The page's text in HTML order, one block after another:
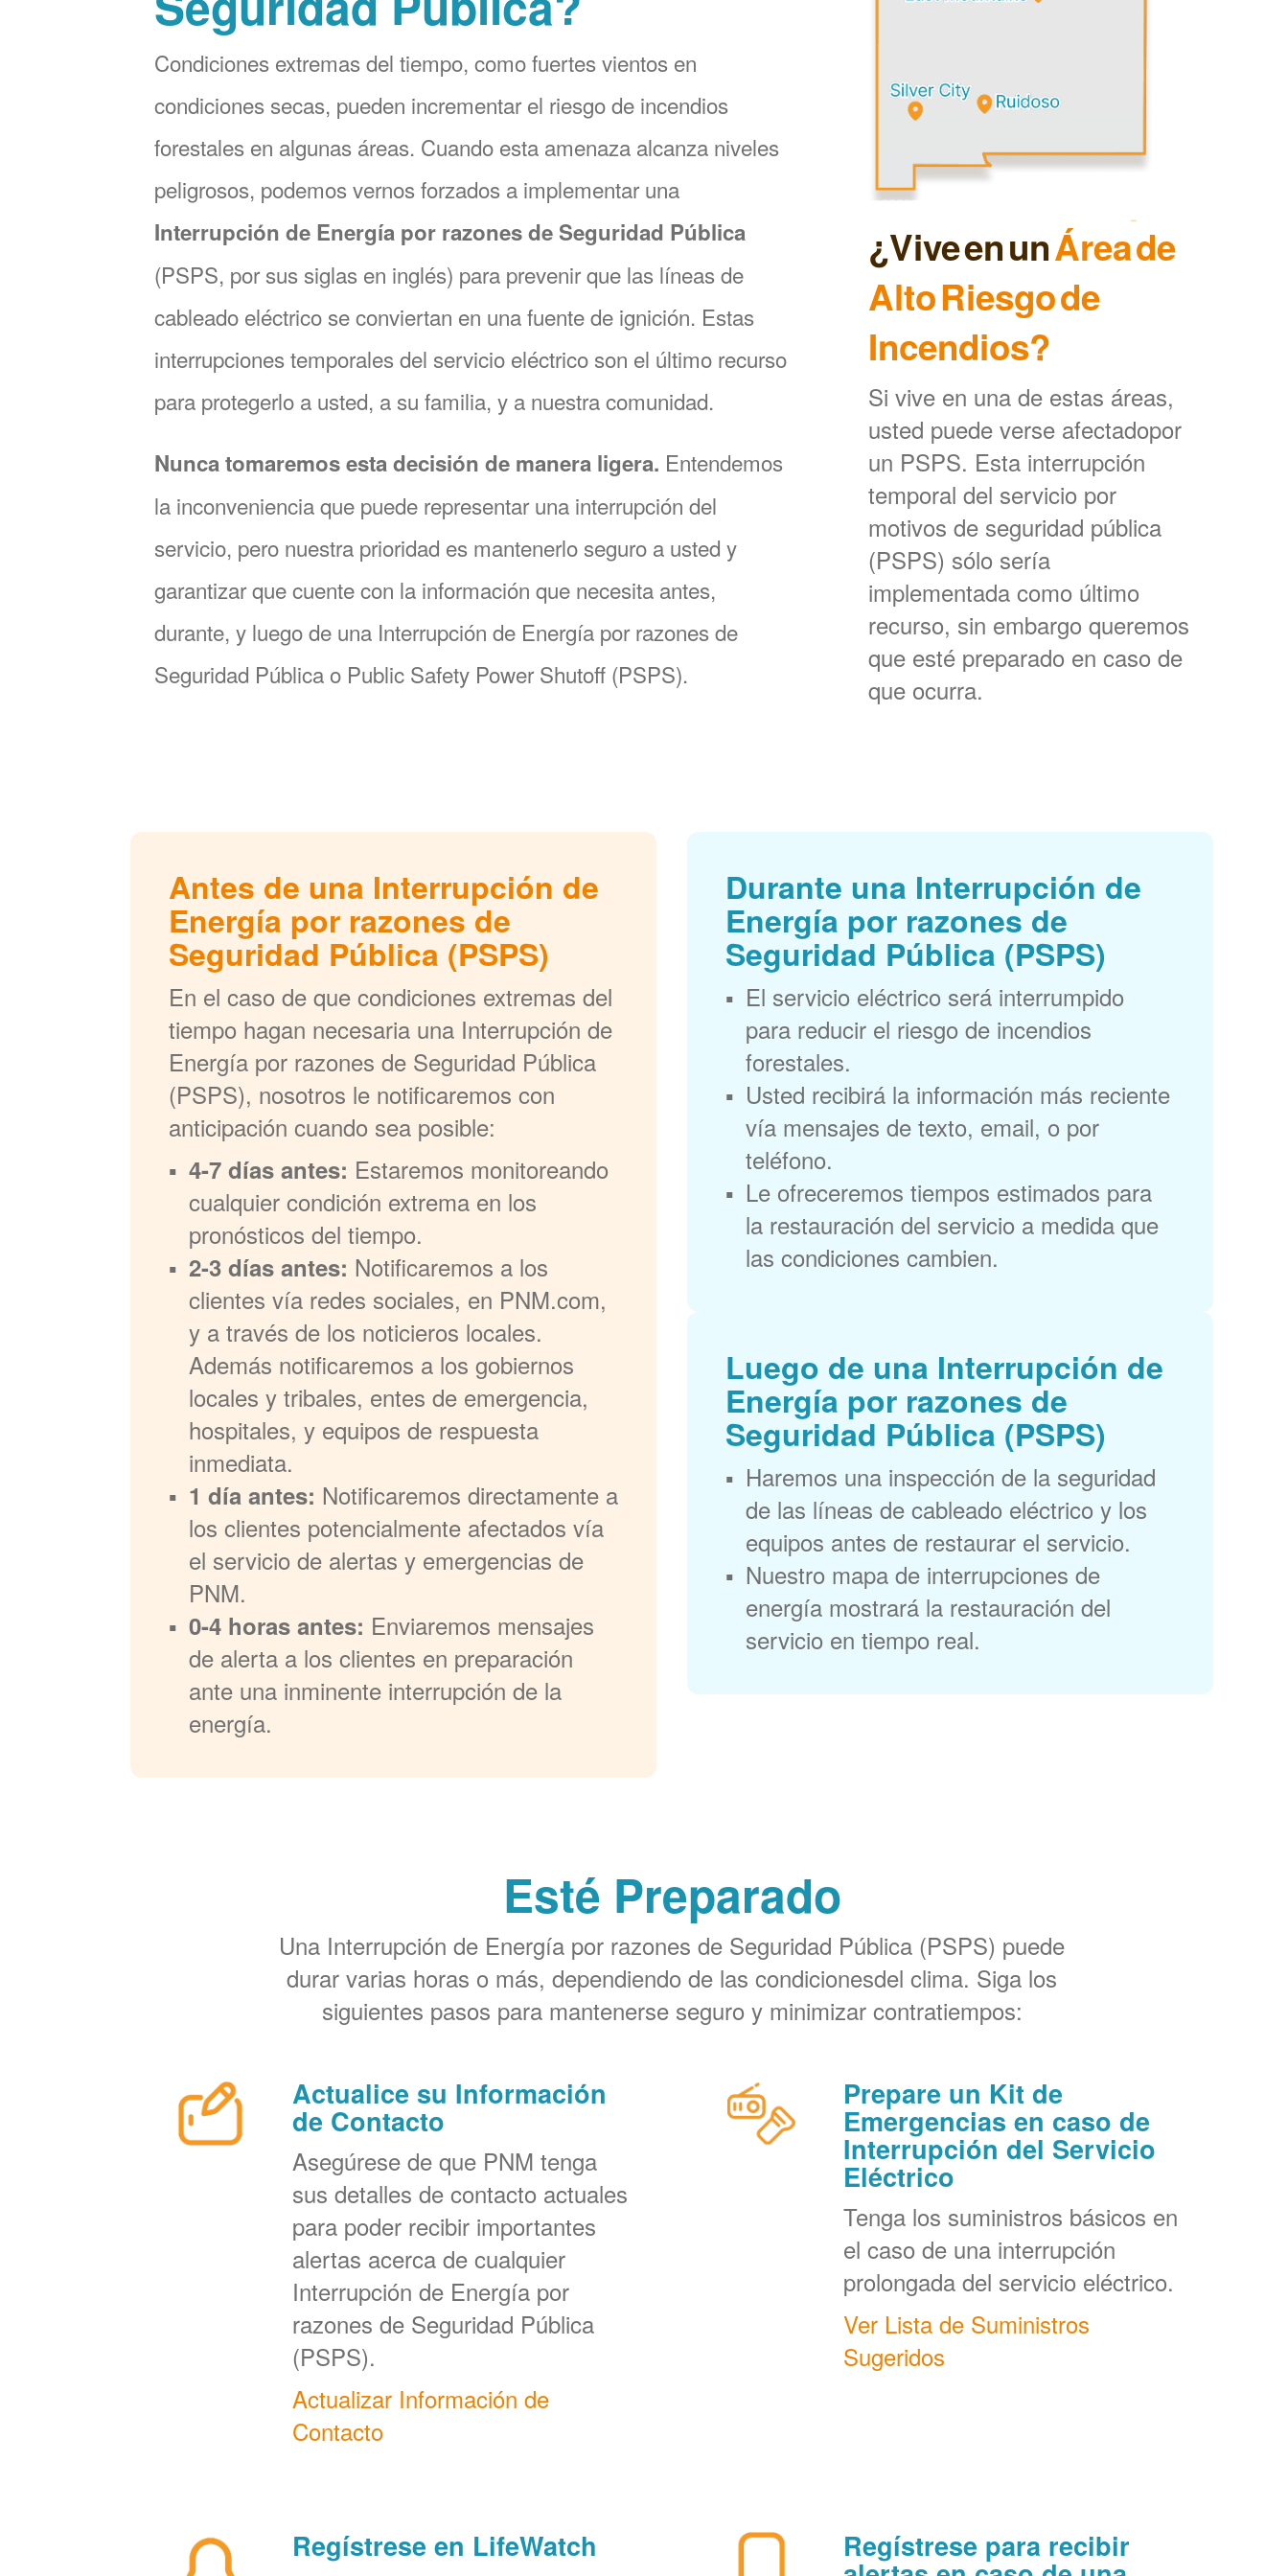
Condiciones extremas del tiempo, como fuertes vientos en
condiciones secas, pueden incrementar el riesgo de incendios
forestales en algunas áreas. Cuando esta amenaza alcanza niveles
peligrosos, podemos vernos forzados a implementar una
Interrupción de Energía por razones de Seguridad Pública
(PSPS, por sus siglas en inglés) para prevenir que las líneas de
cableado eléctrico se conviertan en una fuente de ignición. Estas
interrupciones temporales del servicio eléctrico son el último recurso
para protegerlo a usted, a su familia, y a nuestra comunidad.
Nunca tomaremos esta decisión de manera ligera. Entendemos
la inconveniencia que puede representar una interrupción del
servicio, pero nuestra prioridad es mantenerlo seguro a usted y
garantizar que cuente con la información que necesita antes,
durante, y luego de una Interrupción de Energía por razones de
Seguridad Pública o Public Safety Power Shutoff (PSPS).
¿Vive en unÁrea de
Alto Riesgo de
Incendios?
Si vive en una de estas áreas,
usted puede verse afectadopor
un PSPS. Esta interrupción
temporal del servicio por
motivos de seguridad pública
(PSPS) sólo sería
implementada como último
recurso, sin embargo queremos
que esté preparado en caso de
que ocurra.
Antes de una Interrupción de
Energía por razones de
Seguridad Pública (PSPS)
En el caso de que condiciones extremas del
tiempo hagan necesaria una Interrupción de
Energía por razones de Seguridad Pública
(PSPS), nosotros le notificaremos con
anticipación cuando sea posible:
4-7 días antes: Estaremos monitoreando
cualquier condición extrema en los
pronósticos del tiempo.
2-3 días antes: Notificaremos a los
clientes vía redes sociales, en PNM.com,
y a través de los noticieros locales.
Además notificaremos a los gobiernos
locales y tribales, entes de emergencia,
hospitales, y equipos de respuesta
inmediata.
1 día antes: Notificaremos directamente a
los clientes potencialmente afectados vía
el servicio de alertas y emergencias de
PNM.
0-4 horas antes: Enviaremos mensajes
de alerta a los clientes en preparación
ante una inminente interrupción de la
energía.
Durante una Interrupción de
Energía por razones de
Seguridad Pública (PSPS)
El servicio eléctrico será interrumpido
para reducir el riesgo de incendios
forestales.
Usted recibirá la información más reciente
vía mensajes de texto, email, o por
teléfono.
Le ofreceremos tiempos estimados para
la restauración del servicio a medida que
las condiciones cambien.
Luego de una Interrupción de
Energía por razones de
Seguridad Pública (PSPS)
Haremos una inspección de la seguridad
de las líneas de cableado eléctrico y los
equipos antes de restaurar el servicio.
Nuestro mapa de interrupciones de
energía mostrará la restauración del
servicio en tiempo real.
Esté Preparado
Una Interrupción de Energía por razones de Seguridad Pública (PSPS) puede
durar varias horas o más, dependiendo de las condicionesdel clima. Siga los
siguientes pasos para mantenerse seguro y minimizar contratiempos:
Actualice su Información
de Contacto
Asegúrese de que PNM tenga
sus detalles de contacto actuales
para poder recibir importantes
alertas acerca de cualquier
Interrupción de Energía por
razones de Seguridad Pública
(PSPS).
Actualizar Información de
Contacto
Regístrese en LifeWatch
Prepare un Kit de
Emergencias en caso de
Interrupción del Servicio
Eléctrico
Tenga los suministros básicos en
el caso de una interrupción
prolongada del servicio eléctrico.
Ver Lista de Suministros
Sugeridos
Regístrese para recibir